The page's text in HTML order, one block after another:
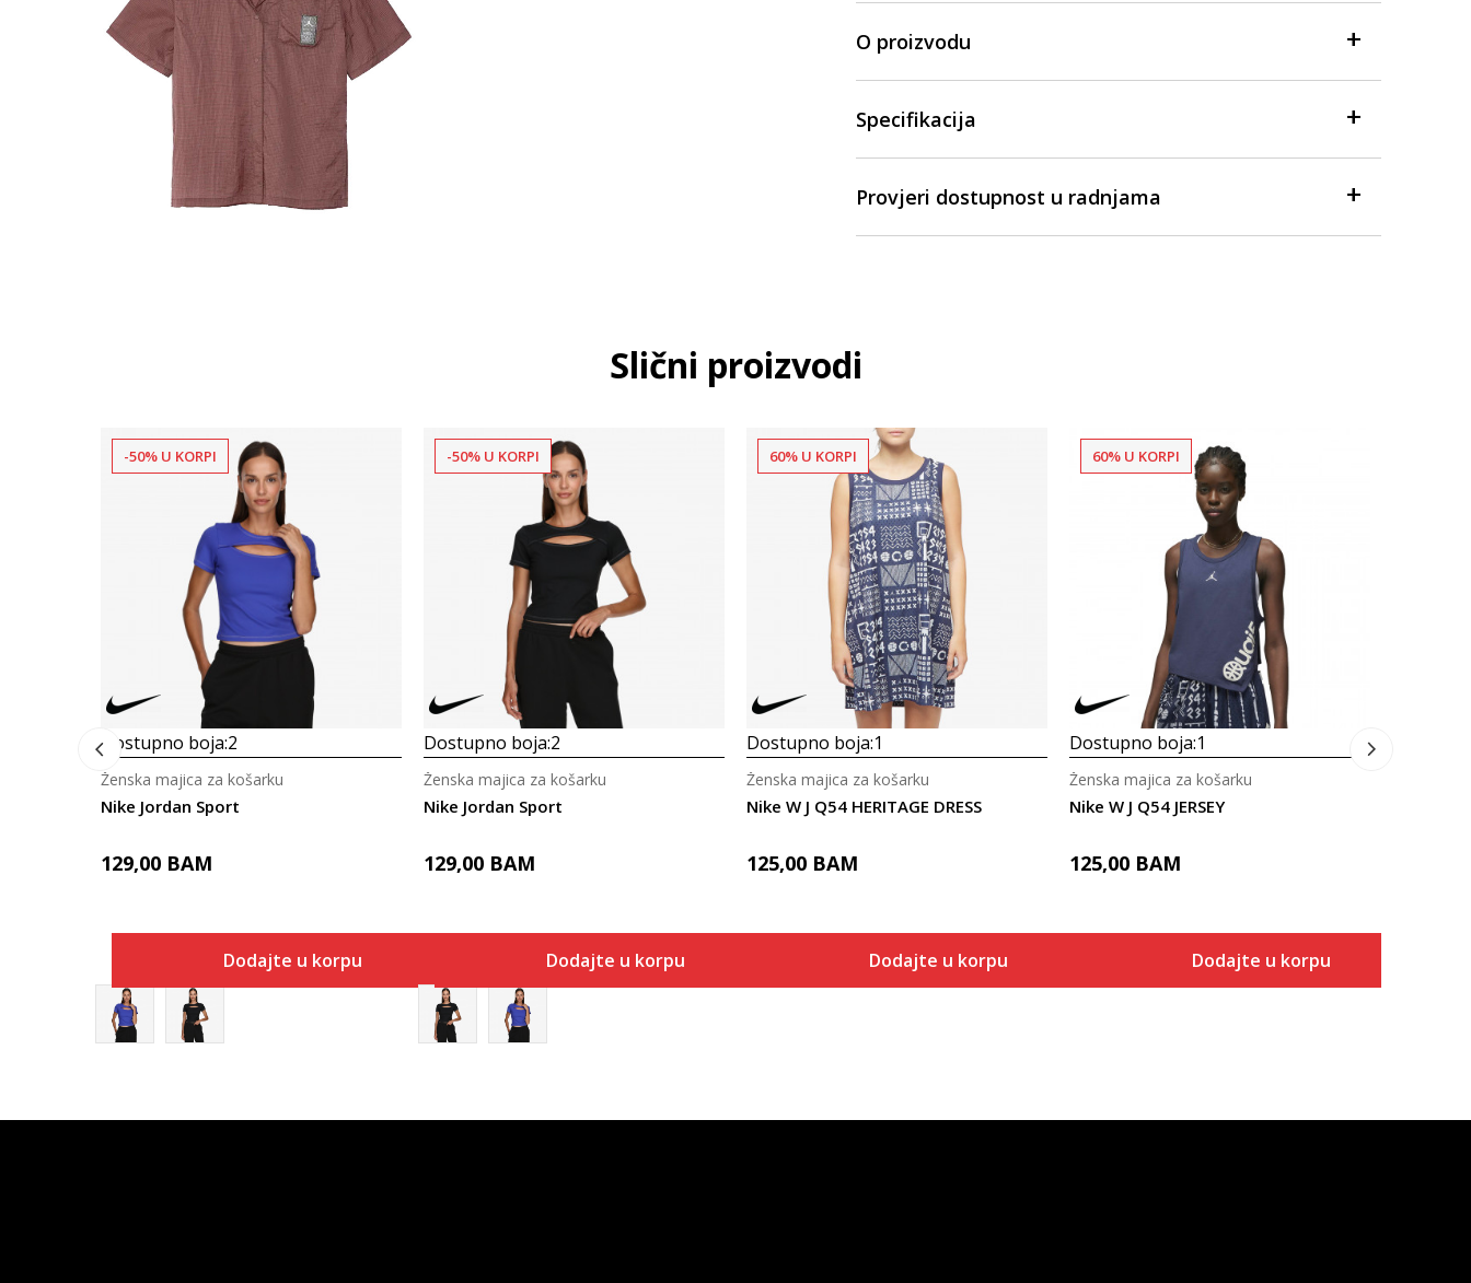
O proizvodu
Specifikacija
Provjeri dostupnost u radnjama
Slični proizvodi
-50% U KORPI
Dostupno boja:2
Nike Jordan Sport
Ženska majica za košarku
129,00 BAM
Dodajte u korpu
-50% U KORPI
Dostupno boja:2
Nike Jordan Sport
Ženska majica za košarku
129,00 BAM
Dodajte u korpu
60% U KORPI
Dostupno boja:1
Nike W J Q54 HERITAGE DRESS
Ženska majica za košarku
125,00 BAM
Dodajte u korpu
60% U KORPI
Dostupno boja:1
Nike W J Q54 JERSEY
Ženska majica za košarku
125,00 BAM
Dodajte u korpu